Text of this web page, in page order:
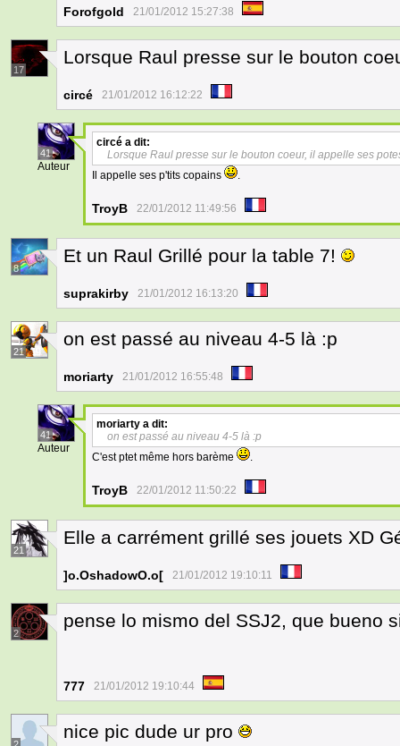
Forofgold 21/01/2012 15:27:38
17
Lorsque Raul presse sur le bouton
circé 21/01/2012 16:12:22
41
Auteur
circé a dit:
Lorsque Raul presse sur le bouton coeur, il appelle ses
Il appelle ses p'tits copains
.
TroyB 22/01/2012 11:49:56
8
Et un Raul Grillé pour la table 7!
suprakirby 21/01/2012 16:13:20
21
on est passé au niveau 4-5 là :p
moriarty 21/01/2012 16:55:48
41
Auteur
moriarty a dit:
on est passé au niveau 4-5 là :p
C'est ptet même hors barème
.
TroyB 22/01/2012 11:50:22
21
Elle a carrément grillé ses jouets XD
]o.OshadowO.o[ 21/01/2012 19:10:11
2
pense lo mismo del SSJ2, que bueno
777 21/01/2012 19:10:44
nice pic dude ur pro